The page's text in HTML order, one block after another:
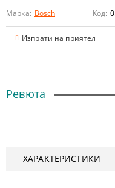
Марка: Bosch Код:
Изпрати на приятел
Ревюта
ХАРАКТЕРИСТИКИ